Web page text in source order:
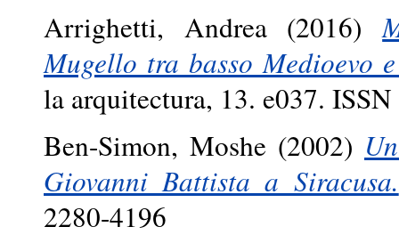
Arrighetti, Andrea(2016)
Mugello tra basso Medioevo
la arquitectura, 13. e037.
Ben-Simon, Moshe (2002)
Giovanni Battista a Siracusa.
2280-4196